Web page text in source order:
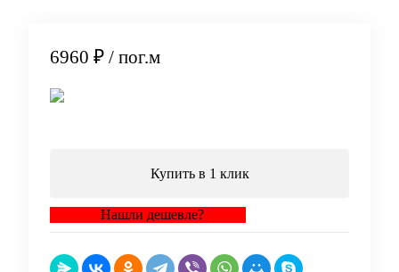
6960 ₽ / пог.м
Купить в 1 клик
Нашли дешевле?